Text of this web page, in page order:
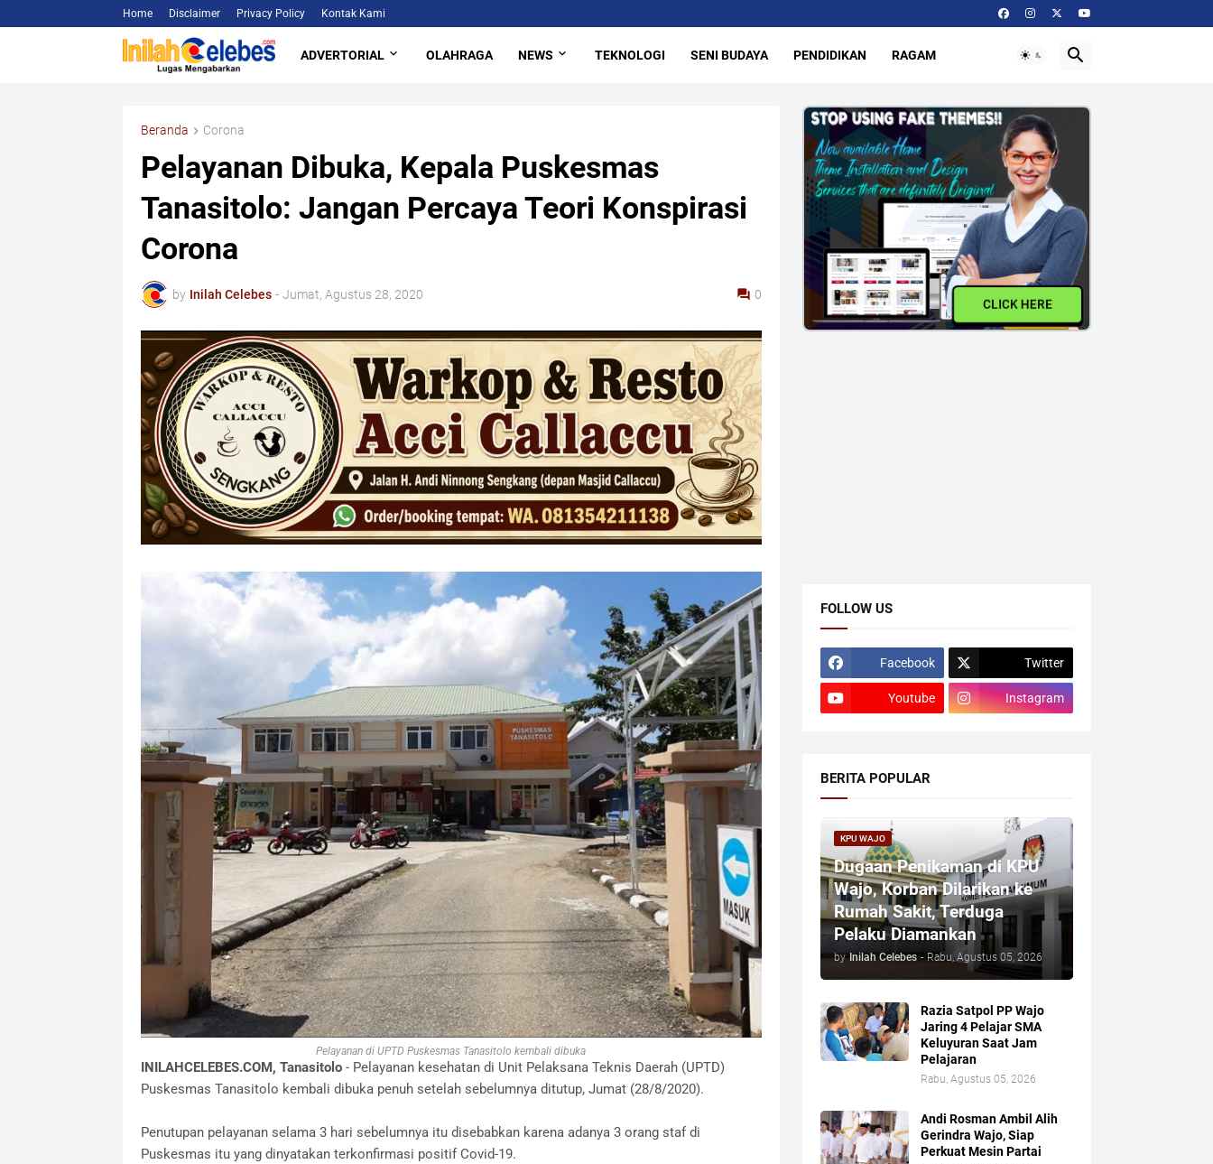
Home Disclaimer Privacy Policy Kontak Kami
ADVERTORIAL OLAHRAGA NEWS TEKNOLOGI SENI BUDAYA PENDIDIKAN RAGAM
Beranda Corona
Pelayanan Dibuka, Kepala Puskesmas
Tanasitolo: Jangan Percaya Teori Konspirasi
Corona
by Inilah Celebes - Jumat, Agustus 28, 2020 0
Pelayanan di UPTD Puskesmas Tanasitolo kembali dibuka
INILAHCELEBES.COM, Tanasitolo- Pelayanan kesehatan di Unit Pelaksana Teknis Daerah (UPTD)
Puskesmas Tanasitolo kembali dibuka penuh setelah sebelumnya ditutup, Jumat (28/8/2020).
Penutupan pelayanan selama 3 hari sebelumnya itu disebabkan karena adanya 3 orang staf di
Puskesmas itu yang dinyatakan terkonfirmasi positif Covid-19.
CLICK HERE
FOLLOW US
Facebook Twitter
Youtube Instagram
BERITA POPULAR
KPU WAJO
Dugaan Penikaman di KPU
Wajo, Korban Dilarikan ke
Rumah Sakit, Terduga
Pelaku Diamankan
by Inilah Celebes - Rabu, Agustus 05, 2026
Razia Satpol PP Wajo
Jaring 4 Pelajar SMA
Keluyuran Saat Jam
Pelajaran
Rabu, Agustus 05, 2026
Andi Rosman Ambil Alih
Gerindra Wajo, Siap
Perkuat Mesin Partai